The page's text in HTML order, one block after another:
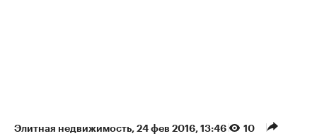
Элитная недвижимость⁠, 24 фев 2016, 13:46 10